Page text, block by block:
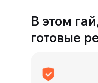
В этом
готовые